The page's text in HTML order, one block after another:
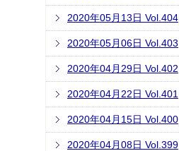
2020年05月13日 Vol.404
2020年05月06日 Vol.403
2020年04月29日 Vol.402
2020年04月22日 Vol.401
2020年04月15日 Vol.400
2020年04月08日 Vol.399